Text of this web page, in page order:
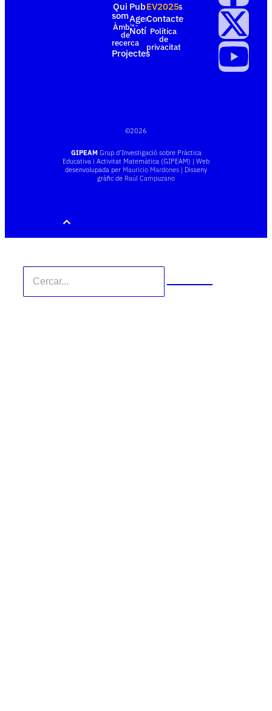
Qui
som
Àmbits
de
recerca
Projectes
Publicacions
Agenda
Notícies
EV2025
Contacte
Política
de
privacitat
©2026
GIPEAMGrup d’Investigació sobre Pràctica
Educativa i Activitat Matemàtica (GIPEAM) | Web
desenvolupada per Mauricio Mardones | Disseny
gràfic de Raúl Campuzano